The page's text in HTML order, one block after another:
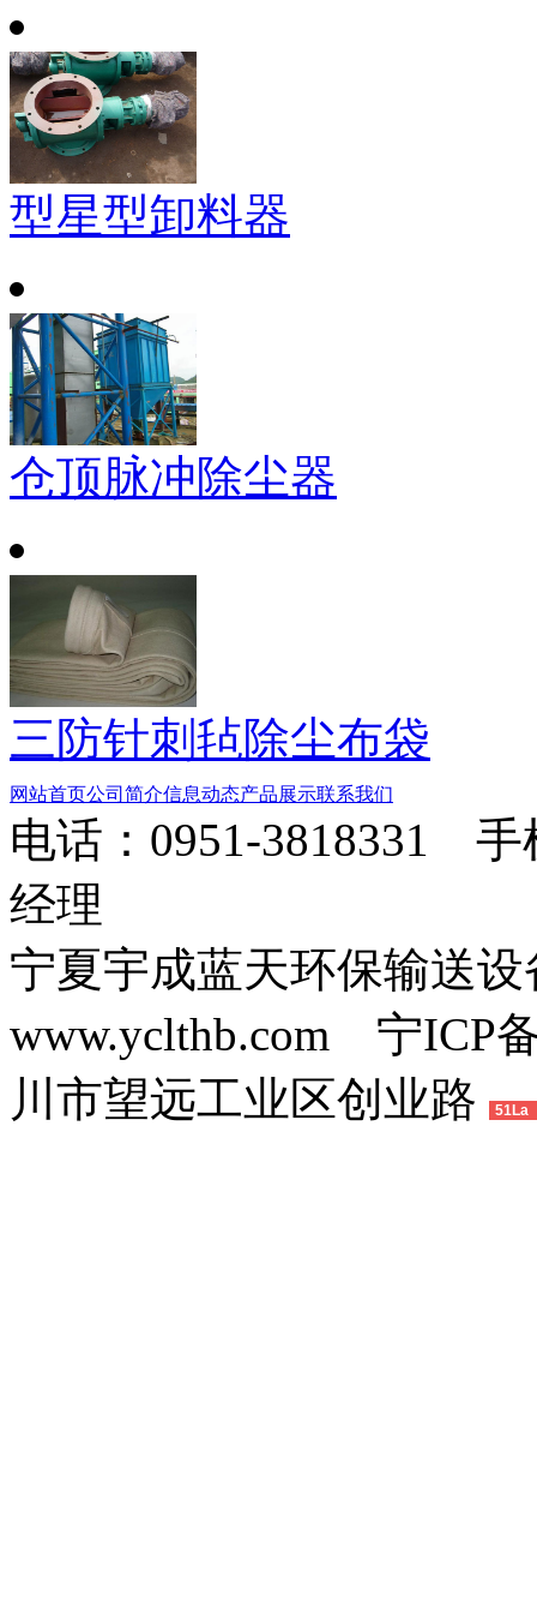
型星型卸料器
仓顶脉冲除尘器
三防针刺毡除尘布袋
网站首页公司简介信息动态产品展示联系我们
电话：0951-3818331 手
经理
宁夏宇成蓝天环保输送
www.yclthb.com 宁ICP
川市望远工业区创业路
51La